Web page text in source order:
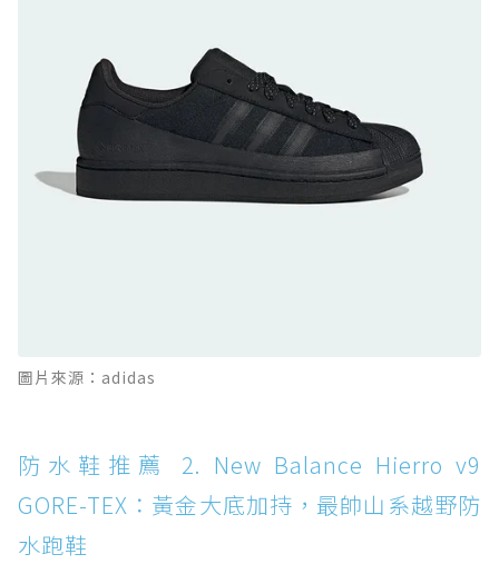
防水鞋推薦 10. PUMA Voyage NITRO™ 4
GORE-TEX：氮氣中底注入，回彈與防滑兼具的
全天候越野跑鞋
防水鞋推薦 11. On Cloudhorizon 2 WP：腳
感軟彈、搭載 Missiongrip™ 的防水輕越野鞋
Boot：馬汀首款雨靴登場，經典八孔加上全防
防水鞋推薦 14. SKECHERS BADGER
WATERPROOF：一踩即穿懶人神器！搭載固特
異大底與全防水厚底健走鞋
防水鞋推薦 15. Brooks Cascadia 19 GTX：注
圖片來源：adidas
防水鞋推薦 2. New Balance Hierro v9
GORE-TEX：黃金大底加持，最帥山系越野防
水跑鞋